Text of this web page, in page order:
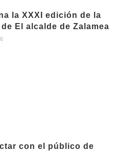
la XXXI edición de la
El alcalde de Zalamea
con el público de